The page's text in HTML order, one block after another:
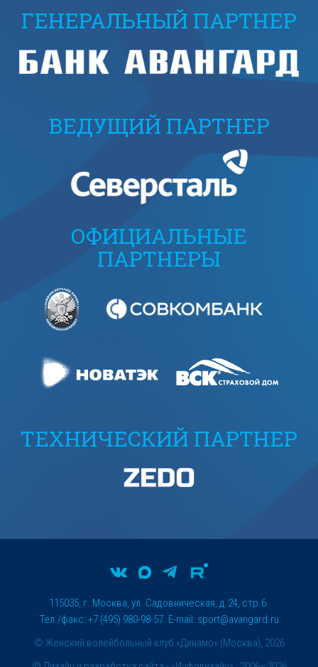
ГЕНЕРАЛЬНЫЙ ПАРТНЕР
ВЕДУЩИЙ ПАРТНЕР
ОФИЦИАЛЬНЫЕ
ПАРТНЕРЫ
ТЕХНИЧЕСКИЙ ПАРТНЕР
© Женский волейбольный клуб «Динамо» (Москва), 2026
115035, г. Москва, ул. Садовническая, д.24, стр.6.
Тел./факс: +7 (495) 980-98-57. E-mail: sport@avangard.ru